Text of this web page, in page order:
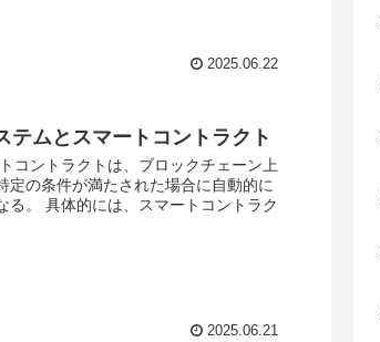
2025.06.22
テムとスマートコントラクト
コントラクトは、ブロックチェーン上
定の条件が満たされた場合に自動的に
る。 具体的には、スマートコントラク
2025.06.21